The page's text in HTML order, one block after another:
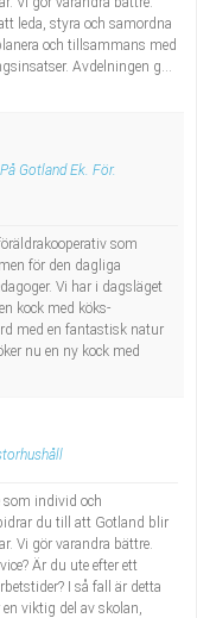
leda, styra och samordna
och tillsammans med
Avdelningen g...
Gotland Ek. För.
som
för den dagliga
Vi har i dagsläget
kock med köks-
med en fantastisk natur
nu en ny kock med
som individ och
du till att Gotland blir
Vi gör varandra bättre.
Är du ute efter ett
I så fall är detta
viktig del av skolan,